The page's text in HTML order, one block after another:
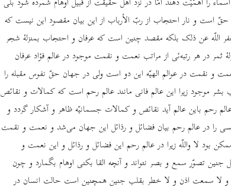
حقّ است و نار احتجاب از ربّ الأرباب از این بیان مقصود این نیست که
اللّه عن ذلک بلکه مقصد چنین است که عرفان و احتجاب بمنزلۀ شجر
ثمر در هر رتبه‌ئی از مراتب نعمت و نقمت موجود در عالم فؤاد عرفان
نقمت در عوالم الهیّه این دو است ولی در جهان حقّ نفوس مقبله را
موجود زیرا این عالم فانی مانند عالم رحم است که کمالات و نقائص
رحم باین عالم آید نقائص و کمالات جسمانیّه ظاهر و آشکار گردد و
را در عالم رحم بیان فضائل و رذائل این جهان می‌شد و نعمت و نقمت
بود لا واللّه زیرا در عالم رحم این فضائل و رذائل و این نعمت و
تصوّر سمع و بصر نتواند و آنچه القا بکنی اوهام بگمارد و چون
و لا سمعت اذن و لا خطر بقلب جنین همچنین است حالت انسان در